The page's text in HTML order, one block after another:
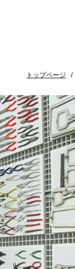
トップページ